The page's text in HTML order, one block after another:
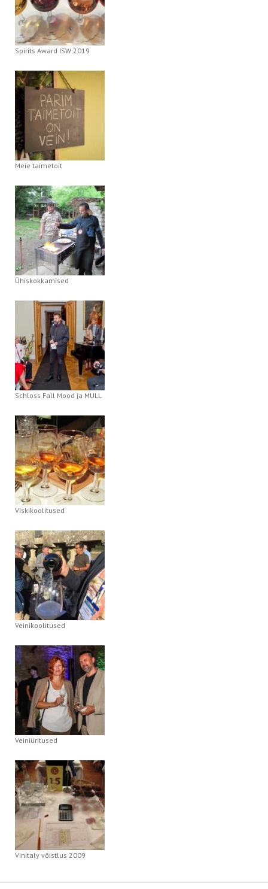
Spirits Award ISW 2019
Meie taimetoit
Ühiskokkamised
Schloss Fall Mood ja MULL
Viskikoolitused
Veinikoolitused
Veiniüritused
Vinitaly võistlus 2009